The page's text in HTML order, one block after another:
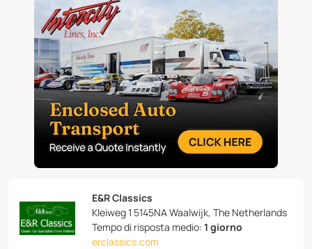
E&R Classics
Kleiweg 1 5145NA Waalwijk, The Netherlands
Tempo di risposta medio: 1 giorno
erclassics.com